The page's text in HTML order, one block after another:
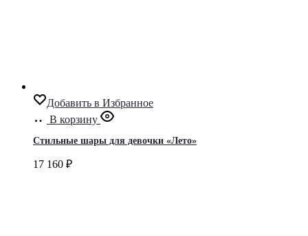
Добавить в Избранное
В корзину
Стильные шары для девочки «Лето»
17 160 ₽